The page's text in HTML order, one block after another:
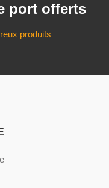
port offerts
produits